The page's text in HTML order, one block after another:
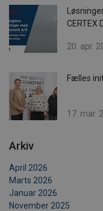
CERTEX
20. apr.
Fælles
17. mar.
Arkiv
April 2026
Marts 2026
Januar 2026
November 2025